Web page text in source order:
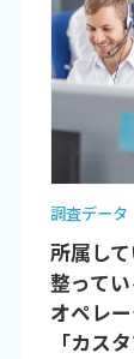
調査データ
所属し
整って
オペレ
「カス